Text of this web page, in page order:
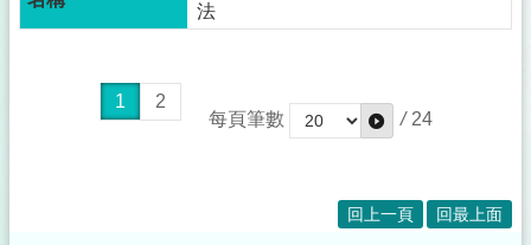
法
1
2
每頁筆數
/ 24
回上一頁 回最上面